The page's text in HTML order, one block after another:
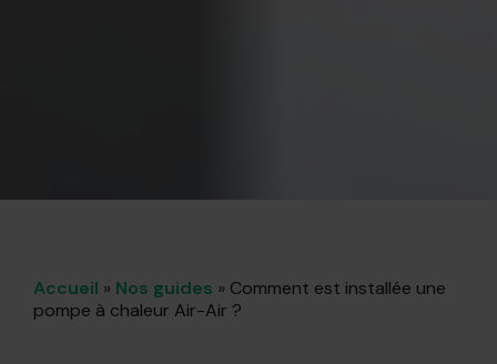
Accueil » Nos guides » Comment est installée une
pompe à chaleur Air-Air ?